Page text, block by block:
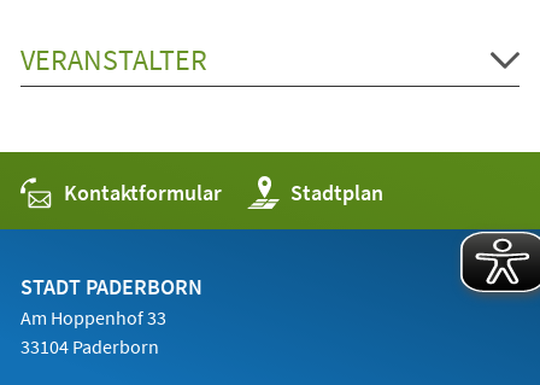
VERANSTALTER
Kontaktformular Stadtplan
(Öffnet
in
einem
STADT PADERBORN
Am Hoppenhof 33
33104 Paderborn